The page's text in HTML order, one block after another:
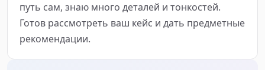
путь сам, знаю много деталей и тонкостей.
Готов рассмотреть ваш кейс и дать предметные
рекомендации.